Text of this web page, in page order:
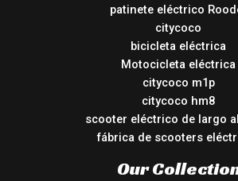
patinete eléctrico
citycoco
bicicleta eléctrica
Motocicleta eléctrica
citycoco m1p
citycoco hm8
scooter eléctrico de largo
fábrica de scooters
Our